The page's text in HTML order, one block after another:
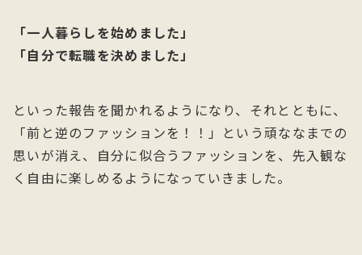
「一人暮らしを始めました」
「自分で転職を決めました」
といった報告を聞かれるようになり、それとともに、
「前と逆のファッションを！！」という頑ななまでの
思いが消え、自分に似合うファッションを、先入観な
く自由に楽しめるようになっていきました。